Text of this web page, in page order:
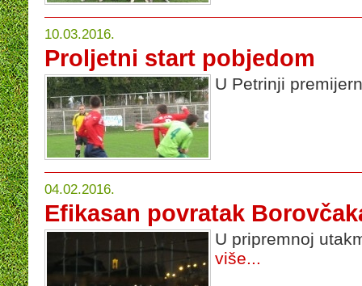
10.03.2016.
Proljetni start pobjedom
U Petrinji
04.02.2016.
Efikasan povratak
U pripremnoj
više...